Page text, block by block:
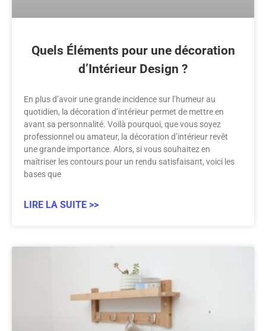
Quels Éléments pour une décoration
d’Intérieur Design ?
En plus d’avoir une grande incidence sur l’humeur au
quotidien, la décoration d’intérieur permet de mettre en
avant sa personnalité. Voilà pourquoi, que vous soyez
professionnel ou amateur, la décoration d’intérieur revêt
une grande importance. Alors, si vous souhaitez en
maîtriser les contours pour un rendu satisfaisant, voici les
bases que
LIRE LA SUITE >>